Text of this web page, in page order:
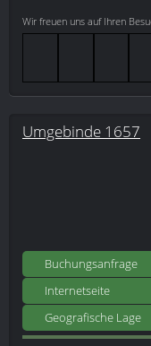
Wir freuen uns auf Ihren
Umgebinde 1657
Buchungsanfrage
Internetseite
Geografische Lage